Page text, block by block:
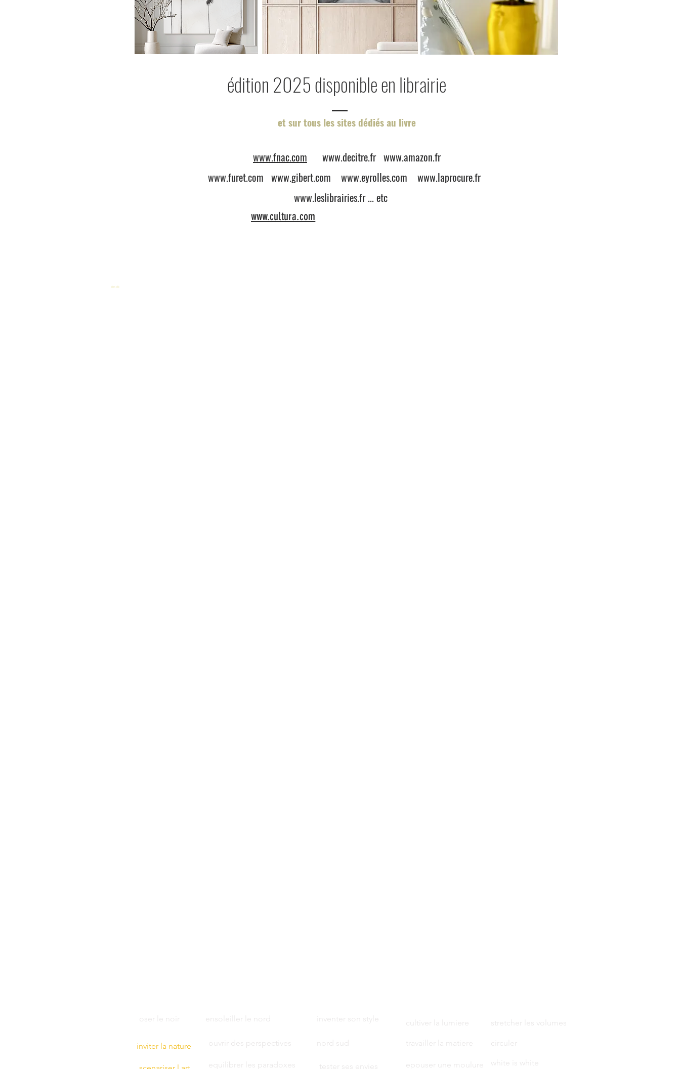
édition 2025 disponible en librairie
et sur tous les sites dédiés au livre
www.fnac.com www.decitre.fr www.amazon.fr
www.furet.com www.gibert.com www.eyrolles.com
www.laprocure.fr
www.leslibrairies.fr... etc
www.cultura.com
idees chic
oser le noir ensoleiller le nord
inviter la nature ouvrir des perspectives
equilibrer les paradoxes
inventer son style
nord sud
tester ses envies
cultiver la lumiere
travailler la matiere
epouser une moulure
stretcher les volumes
circuler
white is white